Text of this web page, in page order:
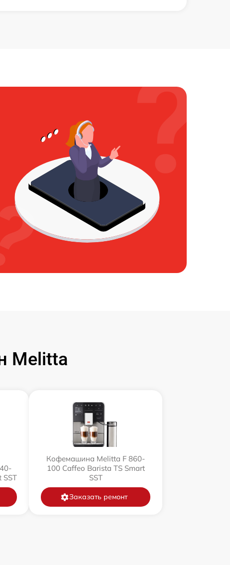
Melitta
SST
Кофемашина Melitta F 860-
100 Caffeo Barista TS Smart
SST
Заказать ремонт